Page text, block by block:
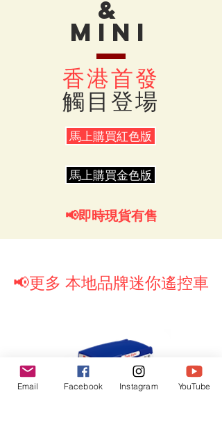
&
MINI
香港首發
觸目登場
馬上購買紅色版
馬上購買金色版
📢即時現貨有售
📢更多 本地品牌迷你遙控車
Email Facebook Instagram YouTube